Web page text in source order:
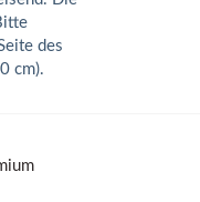
des
cm).